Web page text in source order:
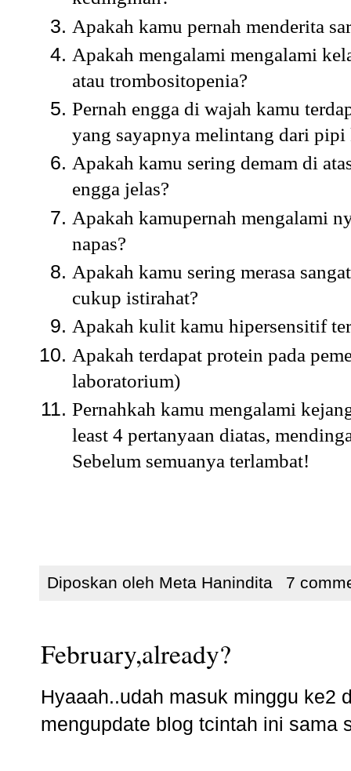
Apakah kamu pernah menderita
Apakah mengalami mengalami
atau trombositopenia?
Pernah engga di wajah kamu
yang sayapnya melintang dari
Apakah kamu sering demam di
engga jelas?
Apakah kamupernah mengalami
napas?
Apakah kamu sering merasa
cukup istirahat?
Apakah kulit kamu hipersensitif
Apakah terdapat protein pada
laboratorium)
Pernahkah kamu mengalami
least 4 pertanyaan diatas,
Sebelum semuanya terlambat!
Diposkan oleh Meta Hanindita 7
February,already?
Hyaaah..udah masuk minggu ke2
mengupdate blog tcintah ini sama